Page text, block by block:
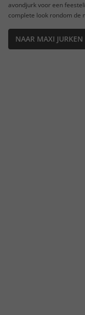
avondjurk voor een
complete look rondom de
NAAR MAXI JURKEN